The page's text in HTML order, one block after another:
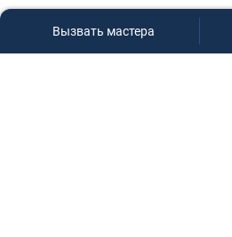
Вызвать мастера